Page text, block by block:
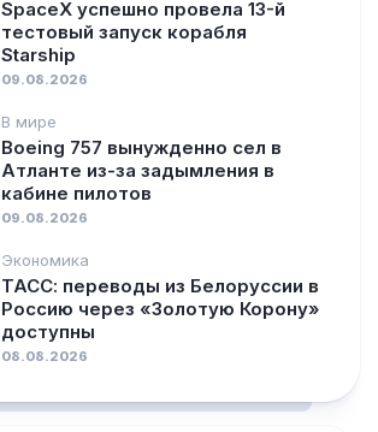
SpaceX успешно провела 13-й
тестовый запуск корабля
Starship
09.08.2026
В мире
Boeing 757 вынужденно сел в
Атланте из-за задымления в
кабине пилотов
09.08.2026
Экономика
ТАСС: переводы из Белоруссии в
Россию через «Золотую Корону»
доступны
08.08.2026